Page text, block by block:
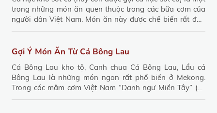
trong những món ăn quen thuộc trong các bữa cơm của
người dân Việt Nam. Món ăn này được chế biến rất đơn
giản và nguyên liệu thường có sẵn. Thời gian chế biến chỉ
đình. Qua bài viết này người viết xin phép chia sẽ cách
Gợi Ý Món Ăn Từ Cá Bông Lau
Cá Bông Lau kho tộ, Canh chua Cá Bông Lau, Lẩu cá
Bông Lau là những món ngon rất phổ biến ở Mekong.
Trong các mâm cơm Việt Nam “Danh ngư Miền Tây” (cá
Bông Lau) không chỉ là nguyên liệu cho món ăn ngon mà